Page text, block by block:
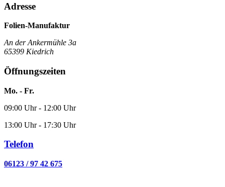
Adresse
Folien-Manufaktur
An der Ankermühle 3a
65399 Kiedrich
Öffnungszeiten
Mo. - Fr.
09:00 Uhr - 12:00 Uhr
13:00 Uhr - 17:30 Uhr
Telefon
06123 / 97 42 675